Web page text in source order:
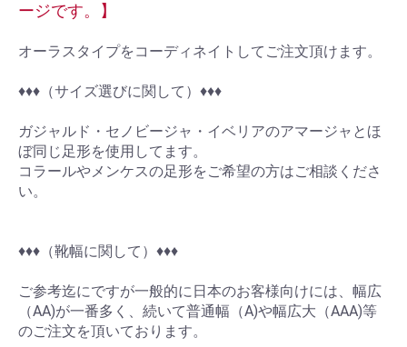
ージです。】
オーラスタイプをコーディネイトしてご注文頂けます。
♦︎♦︎♦︎（サイズ選びに関して）♦︎♦︎♦︎
ガジャルド・セノビージャ・イベリアのアマージャとほ
ぼ同じ足形を使用してます。
コラールやメンケスの足形をご希望の方はご相談くださ
い。
♦︎♦︎♦︎（靴幅に関して）♦︎♦︎♦︎
ご参考迄にですが一般的に日本のお客様向けには、幅広
（AA)が一番多く、続いて普通幅（A)や幅広大（AAA)等
のご注文を頂いております。